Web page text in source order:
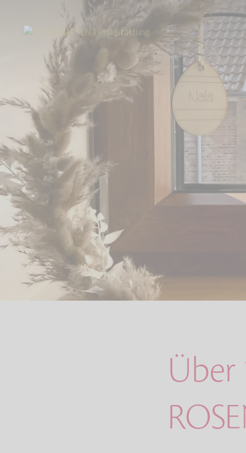
Über uns Aktuelles Über 16.000 Euro für die
Über